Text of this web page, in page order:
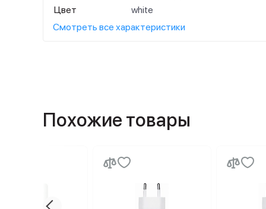
Цвет
white
Смотреть все характеристики
Похожие товары